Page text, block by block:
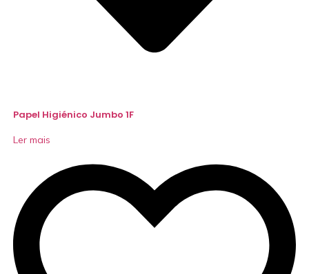
Papel Higiénico Jumbo 1F
Ler mais